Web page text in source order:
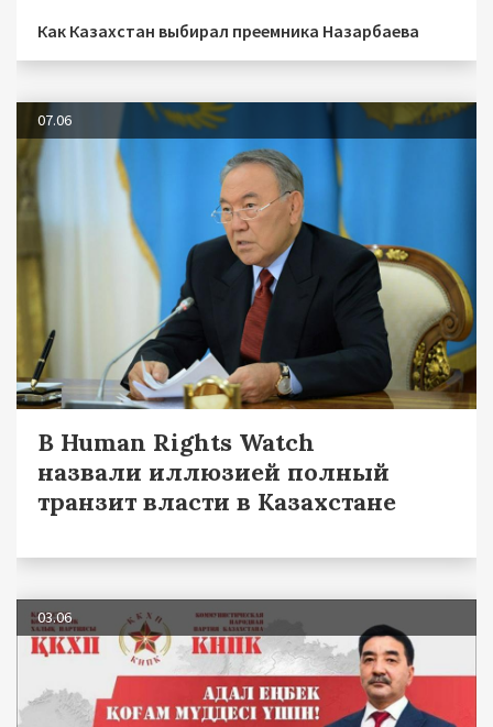
Как Казахстан выбирал преемника Назарбаева
07.06
В Human Rights Watch
назвали иллюзией полный
транзит власти в Казахстане
03.06